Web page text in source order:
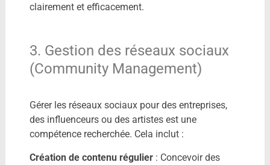
clairement et efficacement.
3. Gestion des réseaux sociaux
(Community Management)
Gérer les réseaux sociaux pour des entreprises,
des influenceurs ou des artistes est une
compétence recherchée. Cela inclut :
Création de contenu régulier: Concevoir des